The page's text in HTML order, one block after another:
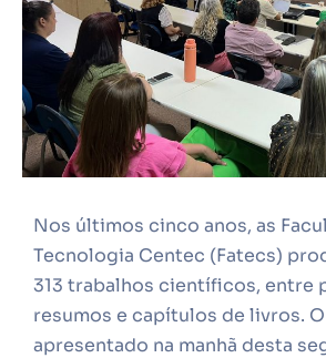
Nos últimos cinco anos, as
Tecnologia Centec (Fatecs)
313 trabalhos científicos, entre
resumos e capítulos de livros.
apresentado na manhã desta